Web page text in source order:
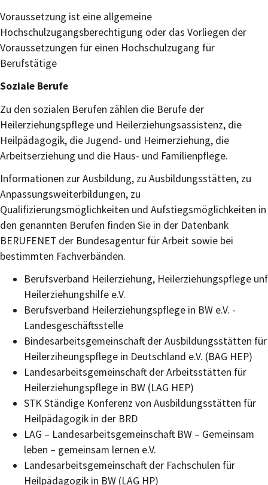
Voraussetzung ist eine allgemeine
Hochschulzugangsberechtigung oder das Vorliegen der
Voraussetzungen für einen Hochschulzugang für
Berufstätige
Soziale Berufe
Zu den sozialen Berufen zählen die Berufe der
Heilerziehungspflege und Heilerziehungsassistenz, die
Heilpädagogik, die Jugend- und Heimerziehung, die
Arbeitserziehung und die Haus- und Familienpflege.
Informationen zur Ausbildung, zu Ausbildungsstätten, zu
Anpassungsweiterbildungen, zu
Qualifizierungsmöglichkeiten und Aufstiegsmöglichkeiten in
den genannten Berufen finden Sie in der Datenbank
BERUFENET der Bundesagentur für Arbeit sowie bei
bestimmten Fachverbänden.
Berufsverband Heilerziehung, Heilerziehungspflege unf
Heilerziehungshilfe e.V.
Berufsverband Heilerziehungspflege in BW e.V. -
Landesgeschäftsstelle
Bindesarbeitsgemeinschaft der Ausbildungsstätten für
Heilerziheungspflege in Deutschland e.V. (BAG HEP)
Landesarbeitsgemeinschaft der Arbeitsstätten für
Heilerziehungspflege in BW (LAG HEP)
STK Ständige Konferenz von Ausbildungsstätten für
Heilpädagogik in der BRD
LAG – Landesarbeitsgemeinschaft BW – Gemeinsam
leben – gemeinsam lernen e.V.
Landesarbeitsgemeinschaft der Fachschulen für
Heilpädagogik in BW (LAG HP)